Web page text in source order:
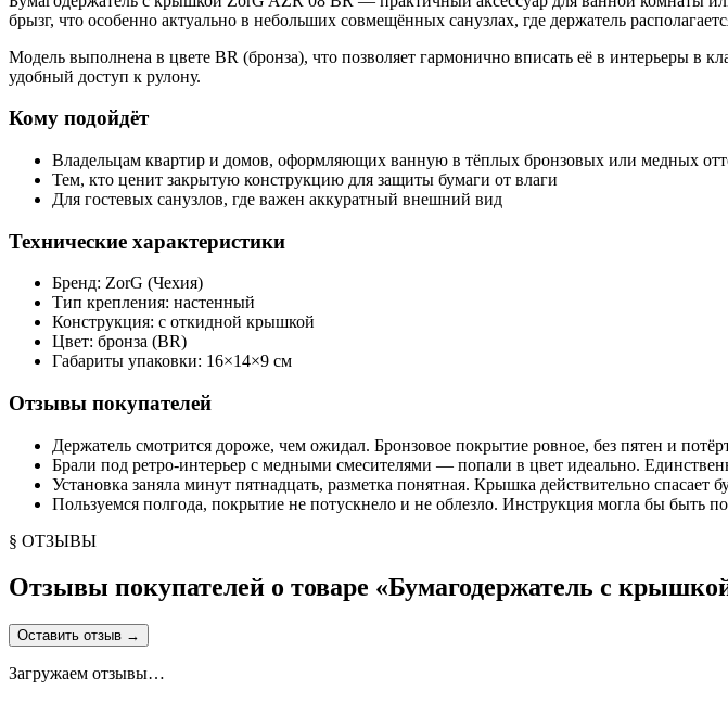
брызг, что особенно актуально в небольших совмещённых санузлах, где держатель
Модель выполнена в цвете BR (бронза), что позволяет гармонично вписать её в интерьеры в
удобный доступ к рулону.
Кому подойдёт
Владельцам квартир и домов, оформляющих ванную в тёплых бронзовых или медных
Тем, кто ценит закрытую конструкцию для защиты бумаги от влаги
Для гостевых санузлов, где важен аккуратный внешний вид
Технические характеристики
Бренд: ZorG (Чехия)
Тип крепления: настенный
Конструкция: с откидной крышкой
Цвет: бронза (BR)
Габариты упаковки: 16×14×9 см
Отзывы покупателей
Держатель смотрится дороже, чем ожидал. Бронзовое покрытие ровное, без пятен и
Брали под ретро-интерьер с медными смесителями — попали в цвет идеально.
Установка заняла минут пятнадцать, разметка понятная. Крышка действительно спасает
Пользуемся полгода, покрытие не потускнело и не облезло. Инструкция могла бы быть
§ ОТЗЫВЫ
Отзывы покупателей о товаре «Бумагодержатель с
Оставить отзыв →
Загружаем отзывы…